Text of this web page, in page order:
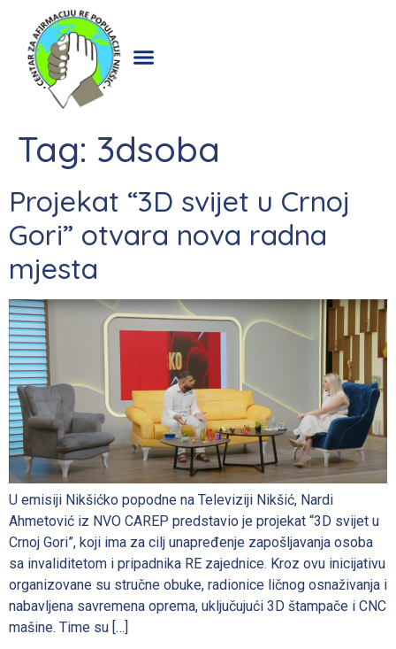
Tag: 3dsoba
Projekat “3D svijet u Crnoj
Gori” otvara nova radna
mjesta
U emisiji Nikšićko popodne na Televiziji Nikšić, Nardi
Ahmetović iz NVO CAREP predstavio je projekat “3D svijet u
Crnoj Gori”, koji ima za cilj unapređenje zapošljavanja osoba
sa invaliditetom i pripadnika RE zajednice. Kroz ovu inicijativu
organizovane su stručne obuke, radionice ličnog osnaživanja i
nabavljena savremena oprema, uključujući 3D štampače i CNC
mašine. Time su […]